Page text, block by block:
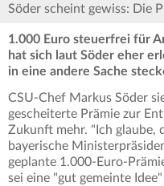
Söder scheint gewiss: Die
1.000 Euro steuerfrei für
hat sich laut Söder eher
in eine andere Sache
CSU-Chef Markus Söder
gescheiterte Prämie zur
Zukunft mehr. "Ich glaube,
bayerische
geplante 1.000-Euro-
sei eine "gut gemeinte